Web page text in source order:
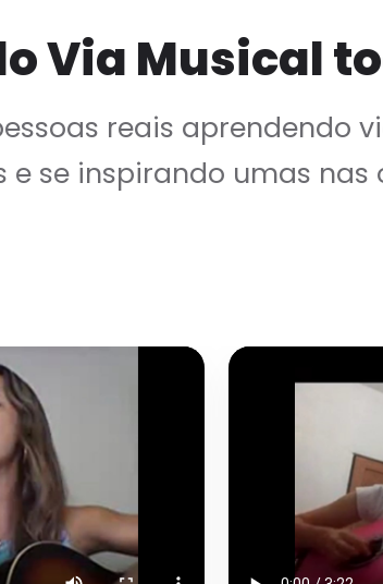
Via Musical
reais aprendendo
se inspirando umas nas